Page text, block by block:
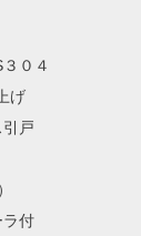
０４
げ
戸
ラ付